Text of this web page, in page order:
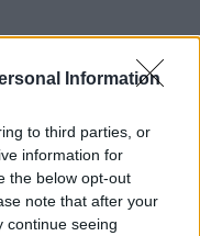
Information
to third parties, or
information for
the below opt-out
note that after your
continue seeing
minuter sedaniEl- och
4 svar
minuter sedan
El- och
9734 svar